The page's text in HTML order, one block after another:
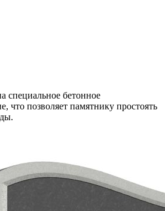
специальное бетонное
что позволяет памятнику простоять